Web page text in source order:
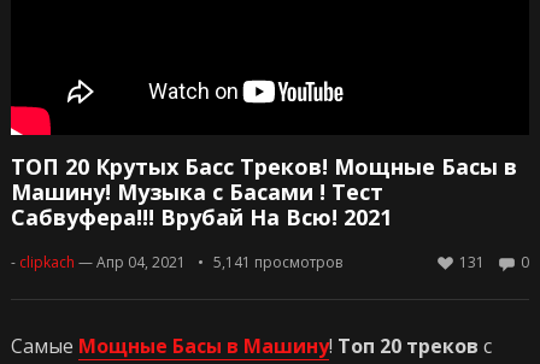
ТОП 20 Крутых Басс Треков! Мощные Басы в
Машину! Музыка с Басами ! Тест
Сабвуфера!!! Врубай На Всю! 2021
- clipkach — Апр 04, 2021 5,141 просмотров 0
131
Самые Мощные Басы в Машину! Топ 20 треков с